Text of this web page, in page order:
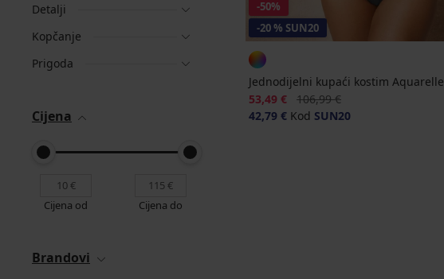
Detalji
Kopčanje
Prigoda
Cijena
Cijena od Cijena do
Brandovi
-50%
-20 % SUN20
Jednodijelni kupaći kostim Aquarelle
Popust
53,49 € Prvobitna cijena
106,99 €
42,79 € Kod SUN20